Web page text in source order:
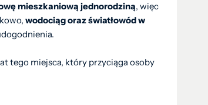
mieszkaniową jednorodziną, więc
wodociąg oraz światłowód w
tego miejsca, który przyciąga osoby